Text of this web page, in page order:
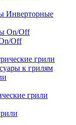
Инверторные
Off
грили
к грилям
грили